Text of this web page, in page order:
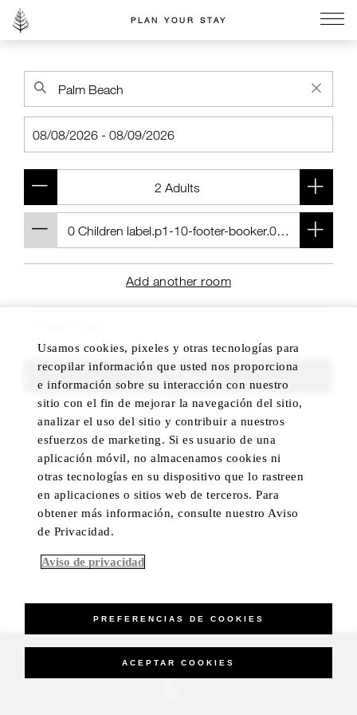
PLAN YOUR STAY
Add another room
FIND ROOMS
_Four Seasons Hotels Limited 1997-2026. All Rights Reserved.
Usamos cookies, pixeles y otras tecnologías para
recopilar información que usted nos proporciona
e información sobre su interacción con nuestro
sitio con el fin de mejorar la navegación del sitio,
analizar el uso del sitio y contribuir a nuestros
esfuerzos de marketing. Si es usuario de una
aplicación móvil, no almacenamos cookies ni
otras tecnologías en su dispositivo que lo rastreen
en aplicaciones o sitios web de terceros. Para
obtener más información, consulte nuestro Aviso
de Privacidad.
Aviso de privacidad
PREFERENCIAS DE COOKIES
ACEPTAR COOKIES